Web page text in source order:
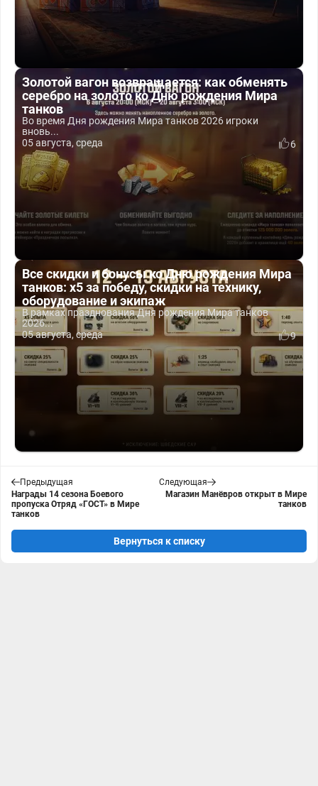
Золотой вагон возвращается: как обменять
серебро на золото ко Дню рождения Мира
танков
Во время Дня рождения Мира танков 2026 игроки
вновь...
05 августа, среда
6
Все скидки и бонусы ко Дню рождения Мира
танков: x5 за победу, скидки на технику,
оборудование и экипаж
В рамках празднования Дня рождения Мира танков
2026...
05 августа, среда
9
Предыдущая
Награды 14 сезона Боевого
пропуска Отряд «ГОСТ» в Мире
танков
Следующая
Магазин Манёвров открыт в Мире
танков
Вернуться к списку